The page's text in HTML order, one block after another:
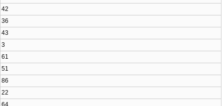
42
36
43
3
61
51
86
22
64